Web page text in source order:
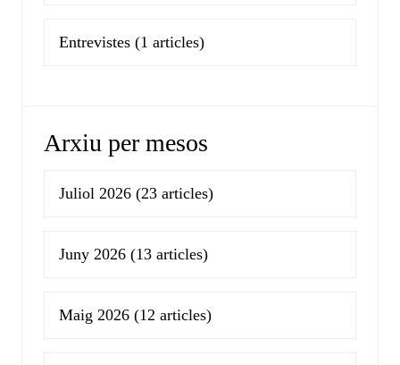
Entrevistes (1 articles)
Arxiu per mesos
Juliol 2026 (23 articles)
Juny 2026 (13 articles)
Maig 2026 (12 articles)